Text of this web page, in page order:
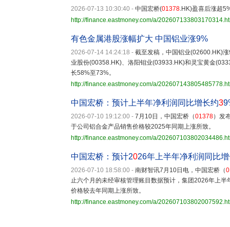
2026-07-13 10:30:40 - 中国宏桥(01378.HK)盈喜后涨超
http://finance.eastmoney.com/a/
有色金属港股涨幅扩大 中国铝业涨9%
2026-07-14 14:24:18 - 截至发稿，中国铝业(02600.HK)
业股份(00358.HK)、洛阳钼业(03933.HK)和灵宝黄金
长58%至73%。
http://finance.eastmoney.com/a/
中国宏桥：预计上半年净利润同比增长约3
2026-07-10 19:12:00 - 7月10日，中国宏桥（01378）发
于公司铝合金产品销售价格较2025年同期上涨所致。
http://finance.eastmoney.com/a/
中国宏桥：预计2026年上半年净利润同比
2026-07-10 18:58:00 - 南财智讯7月10日电，中国宏桥（
止六个月的未经审核管理账目数据预计，集团2026年上
价格较去年同期上涨所致。
http://finance.eastmoney.com/a/